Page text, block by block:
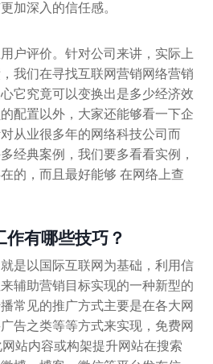
加深入的信任感。
户评价。针对公司来讲，实际上
我们在寻找互联网营销网络营销
它究竟可以变换出是多少经济效
配置以外，大家还能够看一下企
从业很多年的网络科技公司而
经典案例，我们要多看看实例，
的，而且最好能够 在网络上查
作有哪些技巧？
是以国际互联网为基础，利用信
辅助营销目标实现的一种新型的
常见的推广方式主要是在各大网
告之类等等方式来实现，免费网
站内容或构架提升网站在搜索